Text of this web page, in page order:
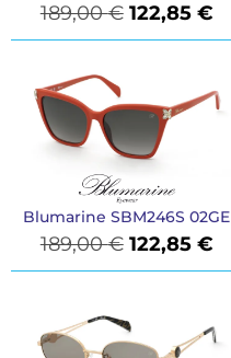
189,00€ 122,85 €
Blumarine SBM246S 02GE
189,00€ 122,85 €